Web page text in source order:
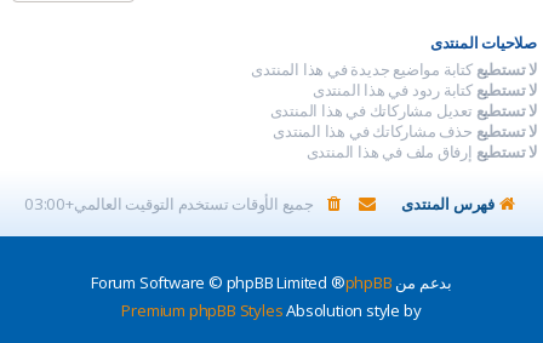
صلاحيات المنتدى
لا تستطيع كتابة مواضيع جديدة في هذا المنتدى
لا تستطيع كتابة ردود في هذا المنتدى
لا تستطيع تعديل مشاركاتك في هذا المنتدى
لا تستطيع حذف مشاركاتك في هذا المنتدى
لا تستطيع إرفاق ملف في هذا المنتدى
فهرس المنتدى جميع الأوقات تستخدم التوقيت العالمي+03:00
بدعم من phpBB
® Forum Software © phpBB Limited
Absolution style by
Premium phpBB Styles